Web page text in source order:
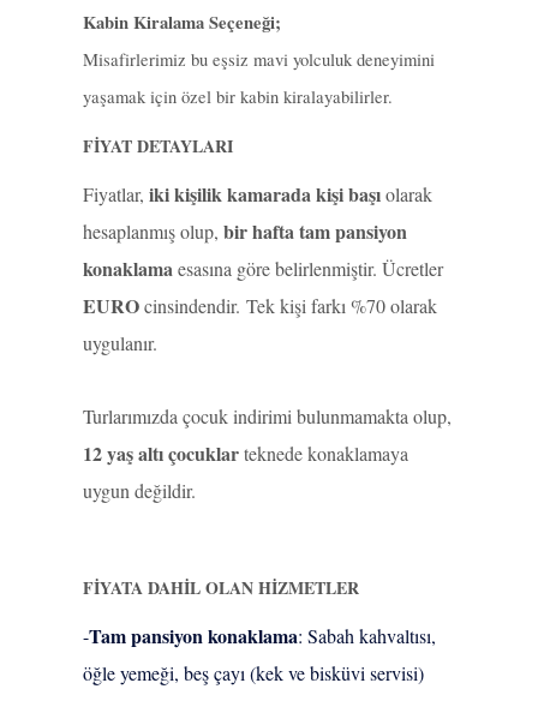
Kabin Kiralama Seçeneği;
Misafirlerimiz bu eşsiz mavi yolculuk deneyimini
yaşamak için özel bir kabin kiralayabilirler.
FİYAT DETAYLARI
Fiyatlar, iki kişilik kamarada kişi başıolarak
hesaplanmış olup, bir hafta tam pansiyon
konaklamaesasına göre belirlenmiştir. Ücretler
EUROcinsindendir. Tek kişi farkı %70 olarak
uygulanır.
Turlarımızda çocuk indirimi bulunmamakta olup,
12 yaş altı çocuklarteknede konaklamaya
uygun değildir.
FİYATA DAHİL OLAN HİZMETLER
-Tam pansiyon konaklama: Sabah kahvaltısı,
öğle yemeği, beş çayı (kek ve bisküvi servisi)